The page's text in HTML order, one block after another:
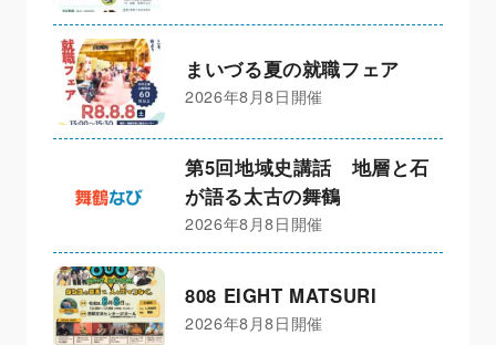
まいづる夏の就職フェア
2026年8月8日開催
第5回地域史講話 地層と石
が語る太古の舞鶴
2026年8月8日開催
808 EIGHT MATSURI
2026年8月8日開催